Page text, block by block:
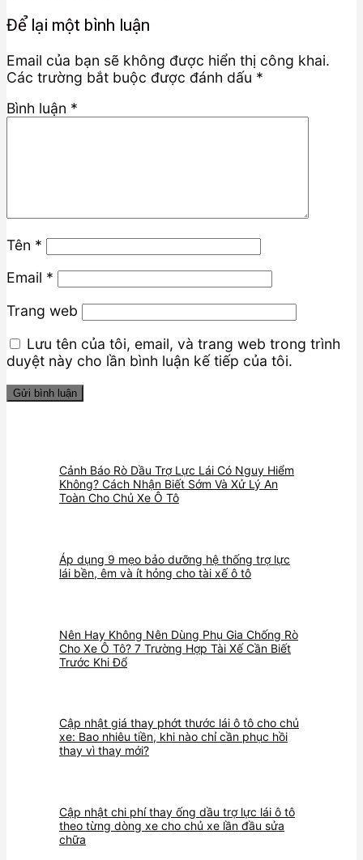
Để lại một bình luận
Email của bạn sẽ không được hiển thị công khai.
Các trường bắt buộc được đánh dấu *
Bình luận *
Tên *
Email *
Trang web
Lưu tên của tôi, email, và trang web trong trình
duyệt này cho lần bình luận kế tiếp của tôi.
Cảnh Báo Rò Dầu Trợ Lực Lái Có Nguy Hiểm
Không? Cách Nhận Biết Sớm Và Xử Lý An
Toàn Cho Chủ Xe Ô Tô
Áp dụng 9 mẹo bảo dưỡng hệ thống trợ lực
lái bền, êm và ít hỏng cho tài xế ô tô
Nên Hay Không Nên Dùng Phụ Gia Chống Rò
Cho Xe Ô Tô? 7 Trường Hợp Tài Xế Cần Biết
Trước Khi Đổ
Cập nhật giá thay phớt thước lái ô tô cho chủ
xe: Bao nhiêu tiền, khi nào chỉ cần phục hồi
thay vì thay mới?
Cập nhật chi phí thay ống dầu trợ lực lái ô tô
theo từng dòng xe cho chủ xe lần đầu sửa
chữa